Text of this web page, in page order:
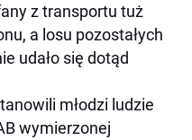
z transportu tuż
a losu pozostałych
udało się dotąd
młodzi ludzie
wymierzonej